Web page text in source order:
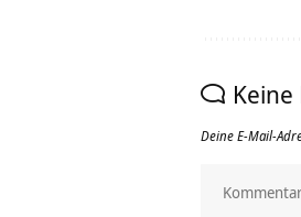
Deine E-Mail-